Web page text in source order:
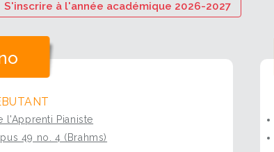
S'inscrire à l'année académique 2026-2027
l'Apprenti Pianiste
49 no. 4 (Brahms)